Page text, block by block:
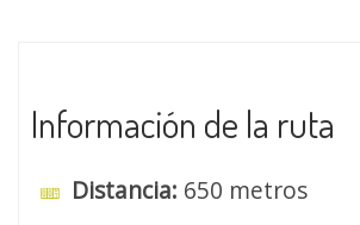
Información de la ruta
Distancia: 650 metros